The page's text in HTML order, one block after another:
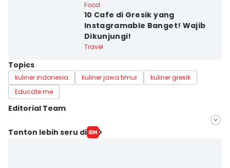
Food
10 Cafe di Gresik yang
Instagramable Banget! Wajib
Dikunjungi!
Travel
Topics
kuliner indonesia kuliner jawa timur
kuliner gresik
Educate me
Editorial Team
Editor
Tonton lebih seru di